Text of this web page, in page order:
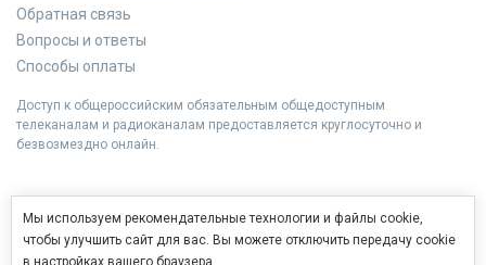
Обратная связь
Вопросы и ответы
Способы оплаты
Доступ к общероссийским обязательным общедоступным
телеканалам и радиоканалам предоставляется круглосуточно и
безвозмездно онлайн.
Мы используем рекомендательные технологии и файлы cookie,
чтобы улучшить сайт для вас. Вы можете отключить передачу cookie
в настройках вашего браузера